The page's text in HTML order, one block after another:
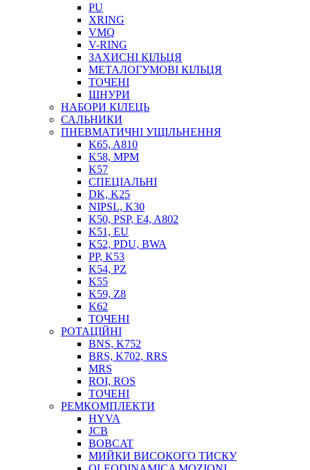
ПІСТОЛЕТИ
НАСОСИ ТА ПОМПИ
НАГНІТАЧІ
МУФТИ (НАСАДКИ) ДЛЯ ШПРИЦІВ
МАСЛЯНКИ, ЛІЙКИ
ПРЕС-МАСЛЯНКИ
ШЛАНГИ, ТРУБКИ
ШПРИЦИ МАСТИЛЬНІ
ТОСОЛ, АНТИФРИЗ
ОЛИВА-ПАЛИВО
ПОВІТРЯ-ВОДА
ДЛЯ ЗВАРЮВАННЯ
НАПІРНО-ВСМОКТУЮЧІ
PU
XRING
VMQ
V-RING
ЗАХИСНІ КІЛЬЦЯ
МЕТАЛОГУМОВІ КІЛЬЦЯ
ТОЧЕНІ
ШНУРИ
НАБОРИ КІЛЕЦЬ
САЛЬНИКИ
ПНЕВМАТИЧНІ УЩІЛЬНЕННЯ
K65, A810
K58, MPM
K57
СПЕЦІАЛЬНІ
DK, K25
NIPSL, K30
K50, PSP, E4, A802
K51, EU
K52, PDU, BWA
PP, K53
K54, PZ
K55
K59, Z8
K62
ТОЧЕНІ
РОТАЦІЙНІ
BNS, K752
BRS, K702, RRS
MRS
ROI, ROS
ТОЧЕНІ
РЕМКОМПЛЕКТИ
HYVA
JCB
BOBCAT
МИЙКИ ВИСОКОГО ТИСКУ